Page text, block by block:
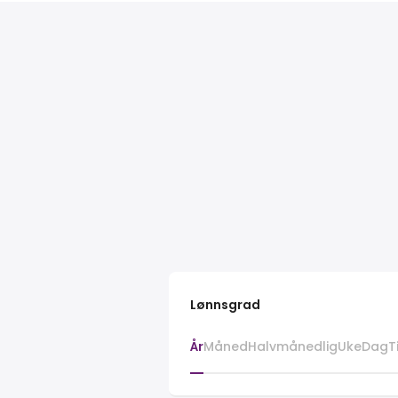
Lønnsgrad
ÅrMånedHalvmånedligUkeDag